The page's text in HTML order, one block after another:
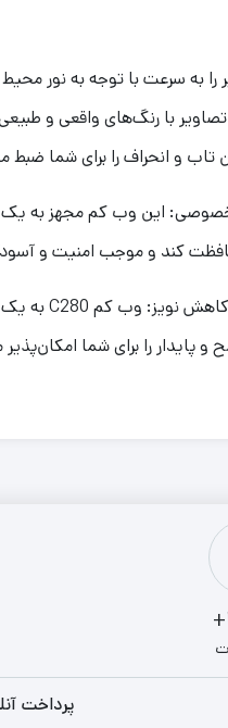
به سرعت با توجه به نور
و انحراف را برای شما ضبط
این وب کم مجهز به یک
کند و موجب امنیت و
را برای شما امکان‌پذیر
پرداخت